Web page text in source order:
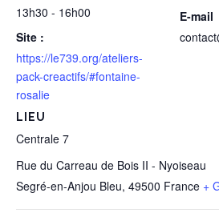
13h30 - 16h00
Site :
https://le739.org/ateliers-
pack-creactifs/#fontaine-
rosalie
LIEU
Centrale 7
Rue du Carreau de Bois II - Nyoiseau
Segré-en-Anjou Bleu, 49500 France +
E-mail